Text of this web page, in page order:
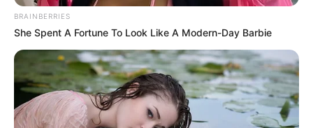
COMPARTIR
ALERTA BOGOTÁ EN GOOGLE NEWS
MANTÉNGASE EN ALERTA
BRAINBERRIES
She Spent A Fortune To Look Like A Modern-Day Barbie